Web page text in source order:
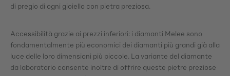
di pregio di ogni gioiello con pietra preziosa.
Accessibilità grazie ai prezzi inferiori: i diamanti Melee sono
fondamentalmente più economici dei diamanti più grandi già alla
luce delle loro dimensioni più piccole. La variante del diamante
da laboratorio consente inoltre di offrire queste pietre preziose